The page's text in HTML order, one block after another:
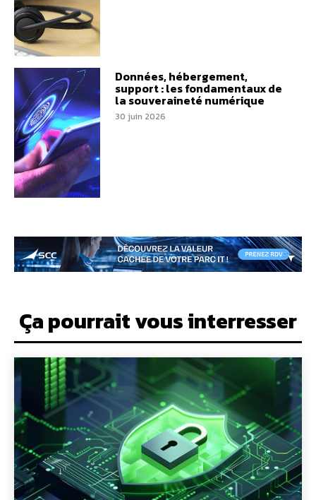
Données, hébergement,
support : les fondamentaux de
la souveraineté numérique
30 juin 2026
Ça pourrait vous interresser